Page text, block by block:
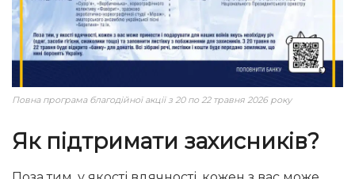
Повна програма благодійної акції з 20 по 22 травня 2026 року
Як підтримати захисників?